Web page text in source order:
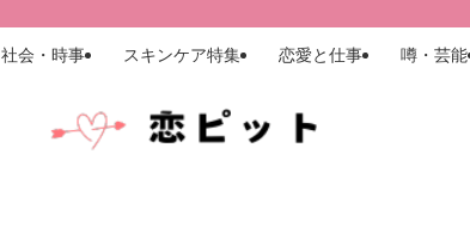
社会・時事 スキンケア特集 恋愛と仕事 噂・芸能